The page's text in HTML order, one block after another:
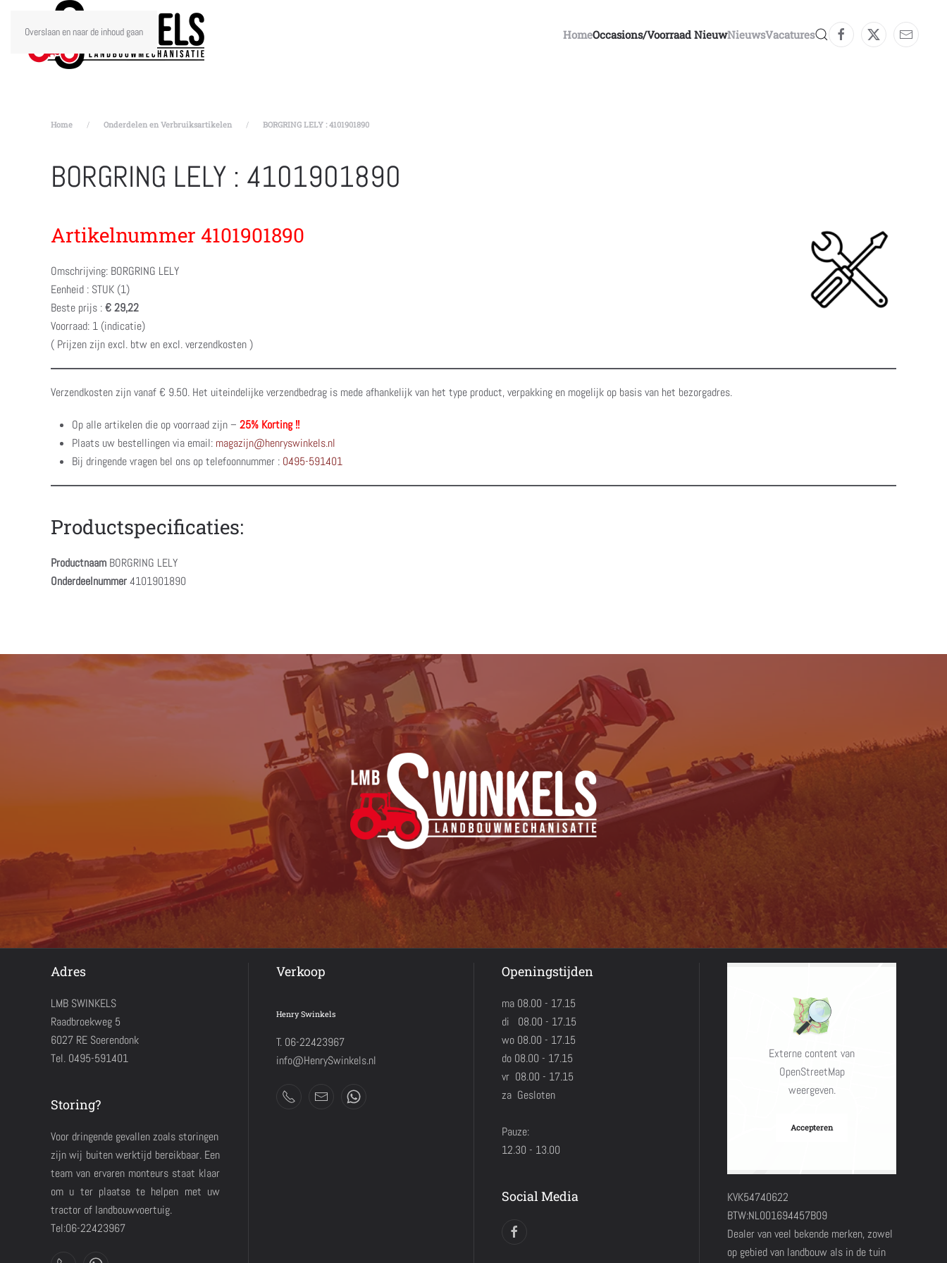
Overslaan en naar de inhoud gaan HomeOccasions/voorraad NieuwNieuwsVacatures
Home Onderdelen en Verbruiksartikelen BORGRING LELY : 4101901890
BORGRING LELY : 4101901890
Artikelnummer 4101901890
Omschrijving: BORGRING LELY
Eenheid : STUK (1)
Beste prijs :€ 29,22
Voorraad: 1 (indicatie)
( Prijzen zijn excl. btw en excl. verzendkosten )
Verzendkosten zijn vanaf € 9.50. Het uiteindelijke verzendbedrag is mede afhankelijk van het type product, verpakking en mogelijk op basis van het bezorgadres.
Op alle artikelen die op voorraad zijn – 25% Korting !!
Plaats uw bestellingen via email: magazijn@henryswinkels.nl
Bij dringende vragen bel ons op telefoonnummer : 0495-591401
Productspecificaties:
Productnaam BORGRING LELY
Onderdeelnummer4101901890
Adres
LMB SWINKELS
Raadbroekweg 5
6027 RE Soerendonk
Tel. 0495-591401
Storing?
Voor dringende gevallen zoals storingen
zijn wij buiten werktijd bereikbaar. Een
team van ervaren monteurs staat klaar
om u ter plaatse te helpen met uw
tractor of landbouwvoertuig.
Tel:06-22423967
Verkoop
Henry Swinkels
T. 06-22423967
info@HenrySwinkels.nl
Openingstijden
ma 08.00 - 17.15
di 08.00 - 17.15
wo 08.00 - 17.15
do 08.00 - 17.15
vr 08.00 - 17.15
za Gesloten
Pauze:
12.30 - 13.00
Social Media
Externe content van
OpenStreetMap
weergeven.
Accepteren
KVK54740622
BTW:NL001694457B09
Dealer van veel bekende merken, zowel
op gebied van landbouw als in de tuin